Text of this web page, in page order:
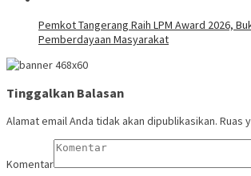
Pemkot Tangerang Raih LPM Award 2026,
Pemberdayaan Masyarakat
Tinggalkan Balasan
Alamat email Anda tidak akan dipublikasikan. Ruas
Komentar